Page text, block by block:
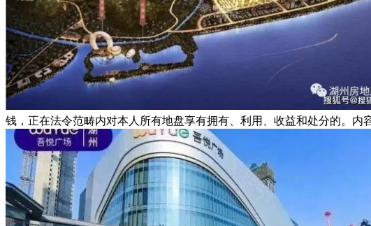
钱，正在法令范畴内对本人所有地盘享有拥有、利用、收益和处分的。内